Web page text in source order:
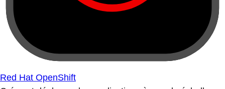
Red Hat OpenShift